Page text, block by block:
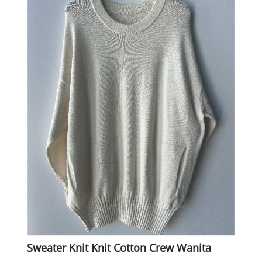
Sweater Knit Knit Cotton Crew Wanita